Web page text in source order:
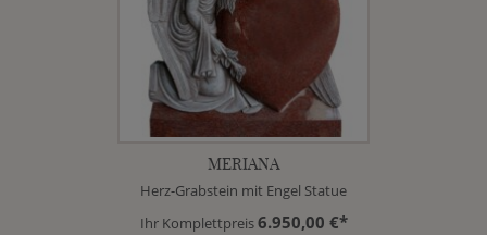
MERIANA
Herz-Grabstein mit Engel Statue
Ihr Komplettpreis6.950,00 €*